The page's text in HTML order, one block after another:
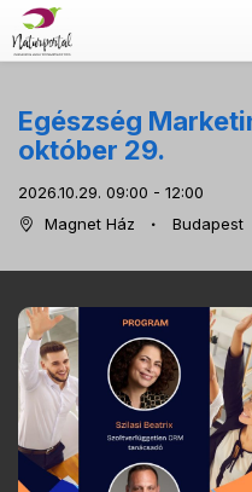
Egészség
október 29.
2026.10.29. 09:00 - 12:00
Magnet Ház
Budapest